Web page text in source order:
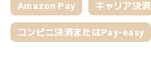
Amazon Pay キャリア決済
コンビニ決済またはPay-easy